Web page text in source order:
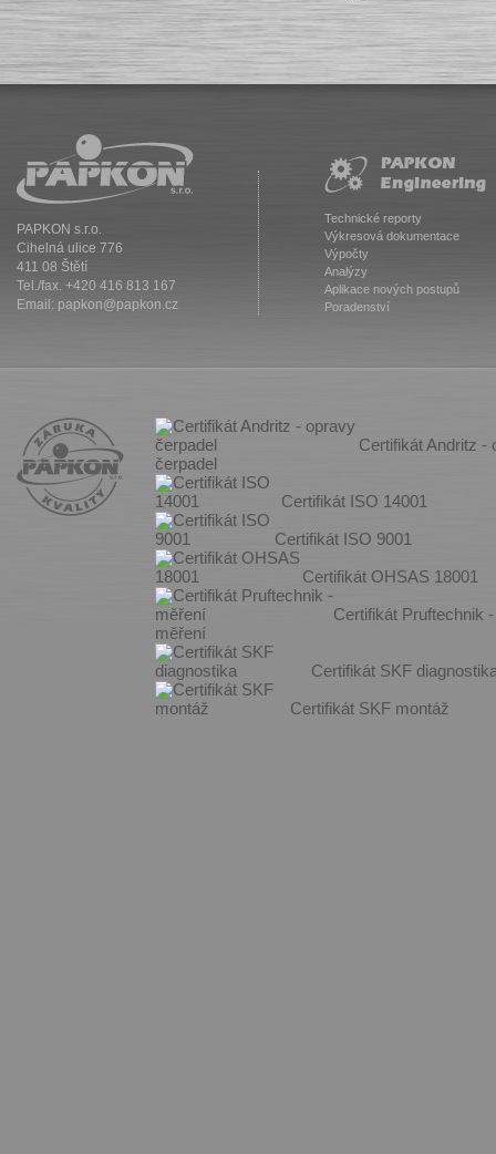
PAPKON s.r.o.
Cihelná ulice 776
411 08 Štětí
Tel./fax. +420 416 813 167
Email: papkon@papkon.cz
Technické reporty
Výkresová dokumentace
Výpočty
Analýzy
Aplikace nových postupů
Poradenství
Certifikát Andritz -
čerpadel
Certifikát ISO 14001
Certifikát ISO 9001
Certifikát OHSAS 18001
Certifikát Pruftechnik -
měření
Certifikát SKF
Certifikát SKF montáž